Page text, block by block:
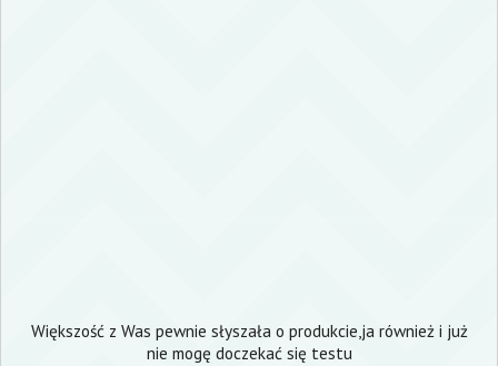
Większość z Was pewnie słyszała o produkcie,ja również i już
nie mogę doczekać się testu